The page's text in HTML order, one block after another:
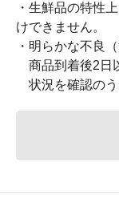
・生鮮品の特性
けできません。
・明らかな不良
商品到着後2日
状況を確認のう